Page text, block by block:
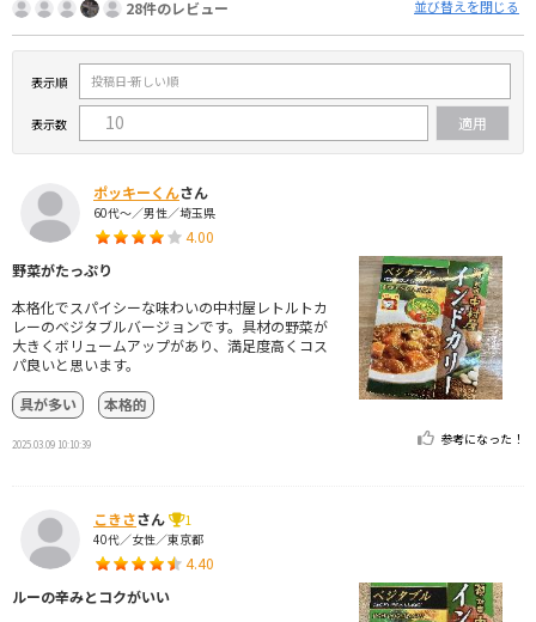
28件のレビュー 並び替えを閉じる
表示順
表示数
ポッキーくんさん
60代～／男性／埼玉県
4.00
野菜がたっぷり
本格化でスパイシーな味わいの中村屋レトルトカ
レーのベジタブルバージョンです。具材の野菜が
大きくボリュームアップがあり、満足度高くコス
パ良いと思います。
具が多い
本格的
2025.03.09 10:10:39 参考になった！
こきささん
1
40代／女性／東京都
4.40
ルーの辛みとコクがいい